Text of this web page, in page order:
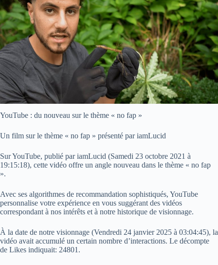
YouTube : du nouveau sur le thème « no fap »
Un film sur le thème « no fap » présenté par iamLucid
Sur YouTube, publié par iamLucid (Samedi 23 octobre 2021 à
19:15:18), cette vidéo offre un angle nouveau dans le thème « no fap
».
Avec ses algorithmes de recommandation sophistiqués, YouTube
personnalise votre expérience en vous suggérant des vidéos
correspondant à nos intérêts et à notre historique de visionnage.
À la date de notre visionnage (Vendredi 24 janvier 2025 à 03:04:45), la
vidéo avait accumulé un certain nombre d’interactions. Le décompte
de Likes indiquait: 24801.